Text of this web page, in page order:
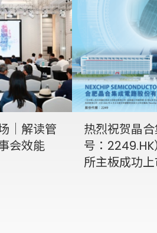
｜解读管
会效能
热烈祝贺晶
号：
所主板成功上